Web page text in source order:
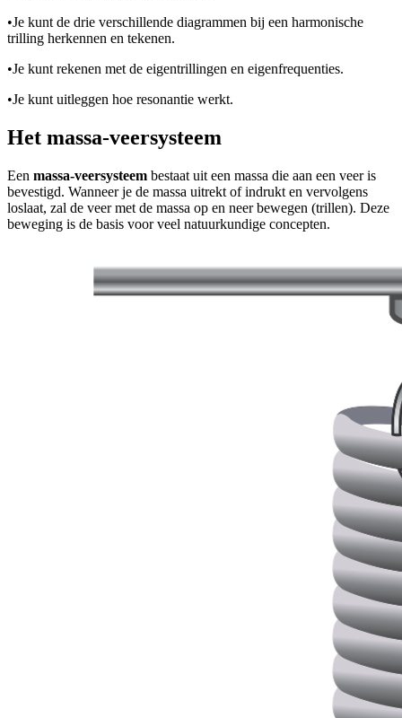
•Je kunt de drie verschillende diagrammen bij een harmonische
trilling herkennen en tekenen.
•Je kunt rekenen met de eigentrillingen en eigenfrequenties.
•Je kunt uitleggen hoe resonantie werkt.
Het massa-veersysteem
Een massa-veersysteem bestaat uit een massa die aan een veer is
bevestigd. Wanneer je de massa uitrekt of indrukt en vervolgens
loslaat, zal de veer met de massa op en neer bewegen (trillen). Deze
beweging is de basis voor veel natuurkundige concepten.